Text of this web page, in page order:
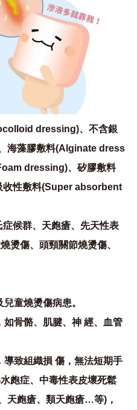
dressing)、不含銀
海藻膠敷料(Alginate dress
dressing)、矽膠敷料
性敷料(Super absorbent
候群、天皰瘡、先天性表
燙傷、頭頸關節燒燙傷、
童燒燙傷病患。
骨骼、肌腱、神 經、血管
致組織損 傷，無法短期手
皰症、中毒性表皮壞死鬆
天皰瘡、類天皰瘡…等)，